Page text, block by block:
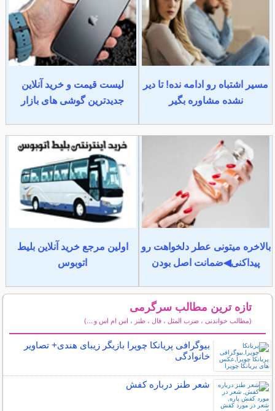
مسیر اشتباه رو ادامه نده! تا دیر
نشده مشاوره بگیر
لیست قیمت و خرید آنلاین
جدیدترین گوشی های بازار
بالاخره میتونی عطر دلخواهت رو
پیداکنی◀ضمانت اصل بودن
اولین مرجع خرید آنلاین بلیط
اتوبوس
تازه ترین مطالب سرگرمی
(مطالب خواندنی ، ضرب المثل ، فال ، طنز ، اس ام اس و ...)
بیوگرافی پریانکا چوپرا بازیگر زیبای هندی+ تصاویر
خانوادگی
شعر طنز درباره کفش